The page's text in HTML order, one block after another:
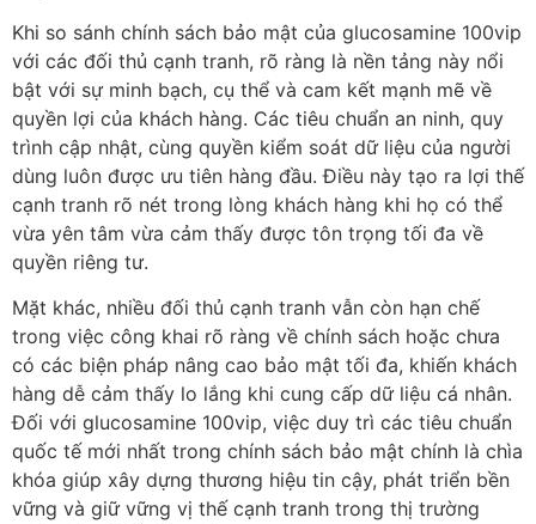
Khi so sánh chính sách bảo mật của glucosamine 100vip
với các đối thủ cạnh tranh, rõ ràng là nền tảng này nổi
bật với sự minh bạch, cụ thể và cam kết mạnh mẽ về
quyền lợi của khách hàng. Các tiêu chuẩn an ninh, quy
trình cập nhật, cùng quyền kiểm soát dữ liệu của người
dùng luôn được ưu tiên hàng đầu. Điều này tạo ra lợi thế
cạnh tranh rõ nét trong lòng khách hàng khi họ có thể
vừa yên tâm vừa cảm thấy được tôn trọng tối đa về
quyền riêng tư.
Mặt khác, nhiều đối thủ cạnh tranh vẫn còn hạn chế
trong việc công khai rõ ràng về chính sách hoặc chưa
có các biện pháp nâng cao bảo mật tối đa, khiến khách
hàng dễ cảm thấy lo lắng khi cung cấp dữ liệu cá nhân.
Đối với glucosamine 100vip, việc duy trì các tiêu chuẩn
quốc tế mới nhất trong chính sách bảo mật chính là chìa
khóa giúp xây dựng thương hiệu tin cậy, phát triển bền
vững và giữ vững vị thế cạnh tranh trong thị trường